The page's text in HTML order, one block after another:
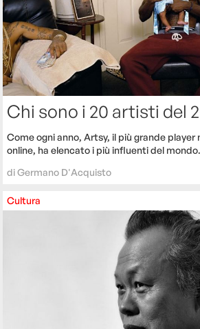
Chi sono i 20 artisti del
Come ogni anno, Artsy, il più grande player
online, ha elencato i più influenti del mondo.
diGermano D'Acquisto
Cultura